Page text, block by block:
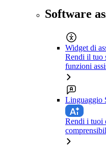
Software
Widget di
Rendi il tuo
funzioni
Linguaggio
Rendi i tuoi